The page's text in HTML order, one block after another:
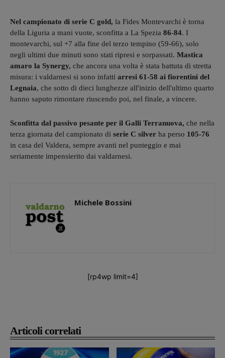
Articoli correlati
Nel campionato di serie C gold, la Fides Montevarchi è torna
della Liguria a mani vuote, sconfitta a La Spezia 86-84. I
montevarchi, sul +7 alla fine del terzo tempino (59-66), solo
negli ultimi due minuti sono stati ripresi e sorpassati. Mastica
amaro la Synergy, che ancora una volta è stata battuta di stretta
misura: i valdarnesi si sono infatti arresi 61-58 ai fiorentini del
Legnaia, che sotto di dieci lunghezze all'inizio dell'ultimo quarto
hanno saputo rimontare riuscendo poi, nel finale, a vincere.
Sconfitta dal passivo pesante per il Galli Terranuova, che nella
terza giornata del campionato di serie C silver ha perso 105-76
in casa del Valdera, sempre avanti nel punteggio e mai
seriamente impensierito dai valdarnesi.
Michele Bossini
[rp4wp limit=4]